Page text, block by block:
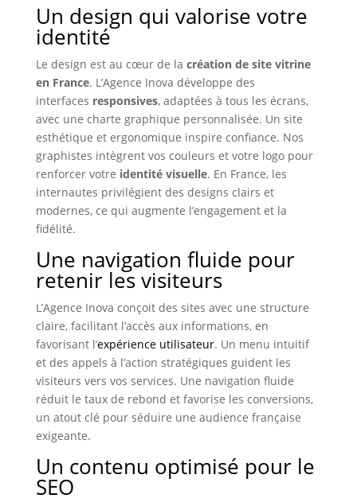
Un design qui valorise votre
identité
Le design est au cœur de la création de site vitrine
en France. L’Agence Inova développe des
interfaces responsives, adaptées à tous les écrans,
avec une charte graphique personnalisée. Un site
esthétique et ergonomique inspire confiance. Nos
graphistes intègrent vos couleurs et votre logo pour
renforcer votre identité visuelle. En France, les
internautes privilégient des designs clairs et
modernes, ce qui augmente l’engagement et la
fidélité.
Une navigation fluide pour
retenir les visiteurs
L’Agence Inova conçoit des sites avec une structure
claire, facilitant l’accès aux informations, en
favorisant l’expérience utilisateur. Un menu intuitif
et des appels à l’action stratégiques guident les
visiteurs vers vos services. Une navigation fluide
réduit le taux de rebond et favorise les conversions,
un atout clé pour séduire une audience française
exigeante.
Un contenu optimisé pour le
SEO